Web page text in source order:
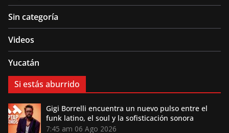
Sin categoría
Videos
Yucatán
Si estás aburrido
Gigi Borrelli encuentra un nuevo pulso entre el
funk latino, el soul y la sofisticación sonora
7:45 am 06 Ago 2026